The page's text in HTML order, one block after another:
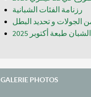
رزنامة الفئات الشبانية
الجولات و تحديد البطل
طبعة أكتوبر 2025
GALERIE PHOTOS